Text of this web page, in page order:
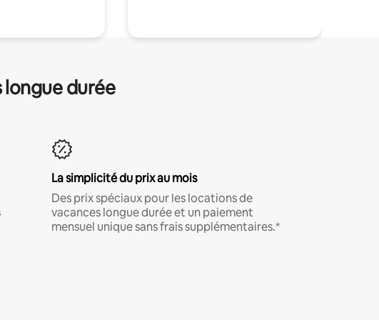
longue durée
La simplicité du prix au mois
Des prix spéciaux pour les locations de
vacances longue durée et un paiement
mensuel unique sans frais supplémentaires.*